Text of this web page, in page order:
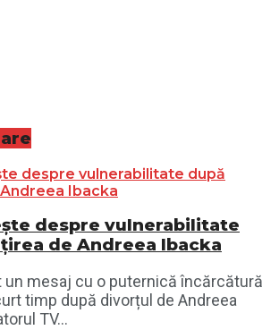
despre vulnerabilitate
de Andreea Ibacka
un mesaj cu o puternică încărcătură
timp după divorțul de Andreea
TV...